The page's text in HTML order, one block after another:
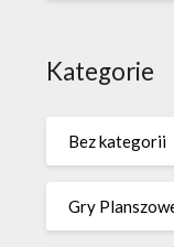
Kategorie
Bez kategorii
Gry